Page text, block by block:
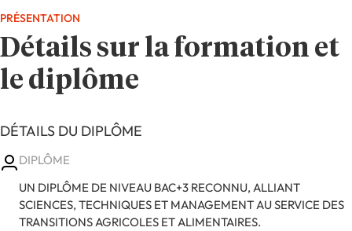
PRÉSENTATION
Détails sur la formation et
le diplôme
DÉTAILS DU DIPLÔME
DIPLÔME
UN DIPLÔME DE NIVEAU BAC+3 RECONNU, ALLIANT
SCIENCES, TECHNIQUES ET MANAGEMENT AU SERVICE DES
TRANSITIONS AGRICOLES ET ALIMENTAIRES.